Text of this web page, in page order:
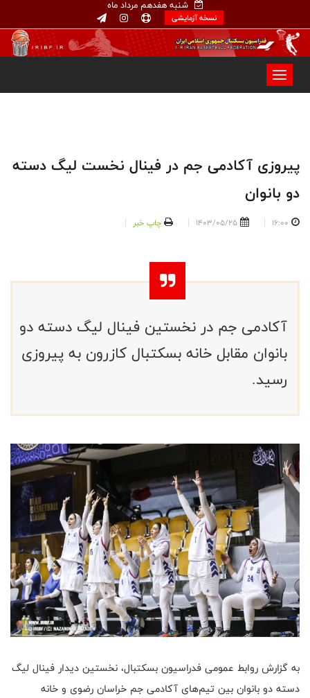
شنبه هفدهم مرداد ماه
نسخه آزمایشی
پیروزی آکادمی جم در فینال نخست لیگ دسته
دو بانوان
16:00
1403/05/25 چاپ خبر
آکادمی جم در نخستین فینال لیگ دسته دو
بانوان مقابل خانه بسکتبال کازرون به پیروزی
رسید.
به گزارش روابط عمومی فدراسیون بسکتبال، نخستین دیدار فینال لیگ
دسته دو بانوان بین تیم‌های آکادمی جم خراسان رضوی و خانه